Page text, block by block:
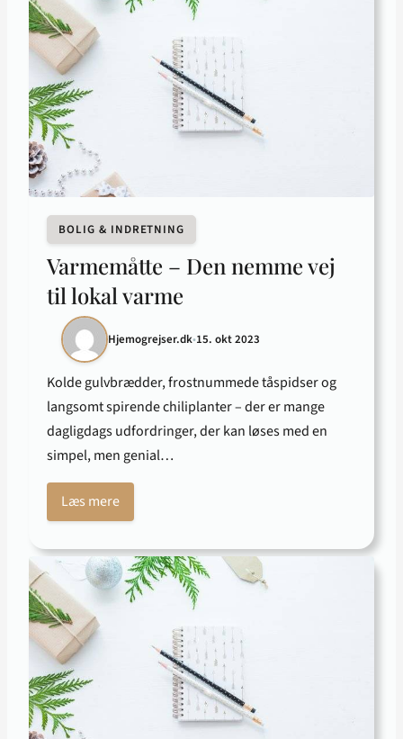
BOLIG & INDRETNING
Varmemåtte – Den nemme vej
til lokal varme
Hjemogrejser.dk•15. okt 2023
Kolde gulvbrædder, frostnummede tåspidser og
langsomt spirende chiliplanter – der er mange
dagligdags udfordringer, der kan løses med en
simpel, men genial…
Læs mere